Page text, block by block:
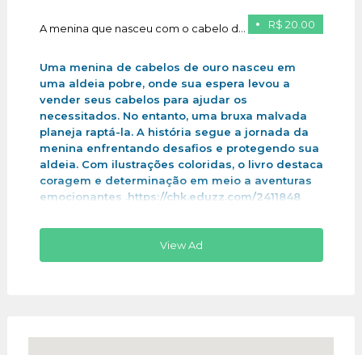
R$ 20.00
A menina que nasceu com o cabelo de ouro
Uma menina de cabelos de ouro nasceu em
uma aldeia pobre, onde sua espera levou a
vender seus cabelos para ajudar os
necessitados. No entanto, uma bruxa malvada
planeja raptá-la. A história segue a jornada da
menina enfrentando desafios e protegendo sua
aldeia. Com ilustrações coloridas, o livro destaca
coragem e determinação em meio a aventuras
emocionantes .https://chk.eduzz.com/2411848
View Ad